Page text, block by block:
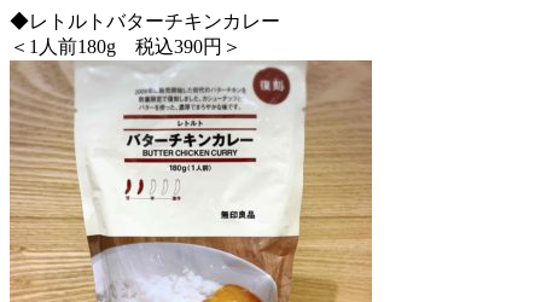
◆レトルトバターチキンカレー
＜1人前180g 税込390円＞